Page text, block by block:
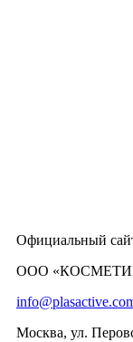
Официальный
ООО «КОСМЕТИК
Москва, ул.